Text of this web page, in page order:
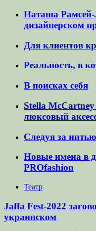
Наташа Рамсей-
дизайнерском
Для клиентов
Реальность, в
В поисках себя
Stella
люксовый
Следуя за нитью
Новые имена в
PROfashion
Театр
Jaffa Fest-2022
украинском